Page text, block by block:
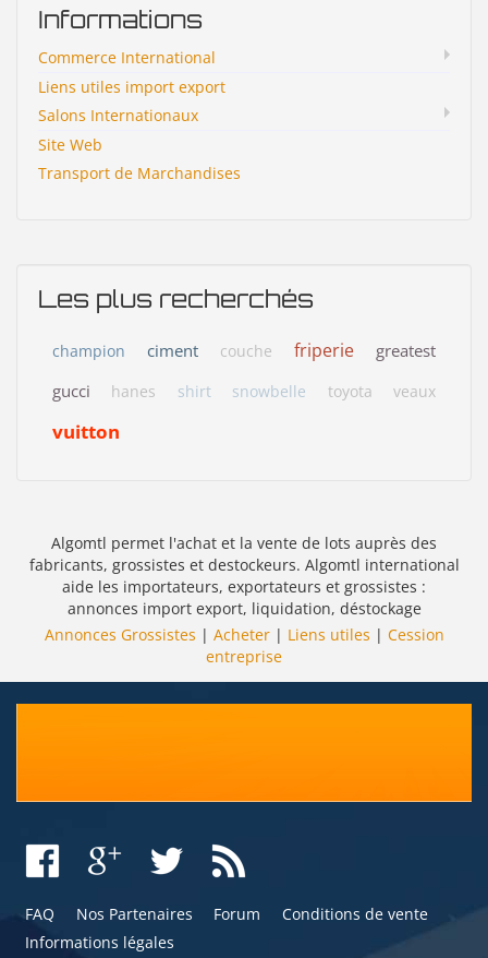
Informations
Commerce International
Liens utiles import export
Salons Internationaux
Site Web
Transport de Marchandises
Les plus recherchés
champion ciment couche friperie
greatest
gucci
hanes shirt snowbelle toyota veaux
vuitton
Algomtl permet l'achat et la vente de lots auprès des
fabricants, grossistes et destockeurs. Algomtl international
aide les importateurs, exportateurs et grossistes :
annonces import export, liquidation, déstockage
Annonces Grossistes | Acheter| Liens utiles | Cession
entreprise
FAQ Nos Partenaires Forum
Conditions de vente
Informations légales